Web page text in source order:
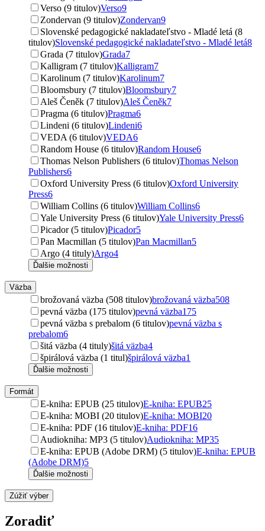
Verso (9 titulov)Verso9
Zondervan (9 titulov)Zondervan9
Slovenské pedagogické nakladateľstvo - Mladé letá (8
titulov)Slovenské pedagogické nakladateľstvo - Mladé letá8
Grada (7 titulov)Grada7
Kalligram (7 titulov)Kalligram7
Karolinum (7 titulov)Karolinum7
Bloomsbury (7 titulov)Bloomsbury7
Aleš Čeněk (7 titulov)Aleš Čeněk7
Pragma (6 titulov)Pragma6
Lindeni (6 titulov)Lindeni6
VEDA (6 titulov)VEDA6
Random House (6 titulov)Random House6
Thomas Nelson Publishers (6 titulov)Thomas Nelson
Publishers6
Oxford University Press (6 titulov)Oxford University
Press6
William Collins (6 titulov)William Collins6
Yale University Press (6 titulov)Yale University Press6
Picador (5 titulov)Picador5
Pan Macmillan (5 titulov)Pan Macmillan5
Argo (4 tituly)Argo4
Ďalšie možnosti
Väzba
brožovaná väzba (508 titulov)brožovaná väzba508
pevná väzba (175 titulov)pevná väzba175
pevná väzba s prebalom (6 titulov)pevná väzba s
prebalom6
šitá väzba (4 tituly)šitá väzba4
špirálová väzba (1 titul)špirálová väzba1
Ďalšie možnosti
Formát
E-kniha: EPUB (25 titulov)E-kniha: EPUB25
E-kniha: MOBI (20 titulov)E-kniha: MOBI20
E-kniha: PDF (16 titulov)E-kniha: PDF16
Audiokniha: MP3 (5 titulov)Audiokniha: MP35
E-kniha: EPUB (Adobe DRM) (5 titulov)E-kniha: EPUB
(Adobe DRM)5
Ďalšie možnosti
Zúžiť výber
Zoradiť